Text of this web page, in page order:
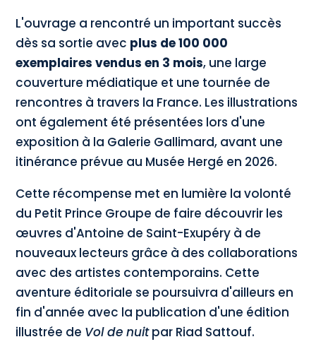
L'ouvrage a rencontré un important succès
dès sa sortie avec plus de 100 000
exemplaires vendus en 3 mois, une large
couverture médiatique et une tournée de
rencontres à travers la France. Les illustrations
ont également été présentées lors d'une
exposition à la Galerie Gallimard, avant une
itinérance prévue au Musée Hergé en 2026.
Cette récompense met en lumière la volonté
du Petit Prince Groupe de faire découvrir les
œuvres d'Antoine de Saint-Exupéry à de
nouveaux lecteurs grâce à des collaborations
avec des artistes contemporains. Cette
aventure éditoriale se poursuivra d'ailleurs en
fin d'année avec la publication d'une édition
illustrée de Vol de nuitpar Riad Sattouf.